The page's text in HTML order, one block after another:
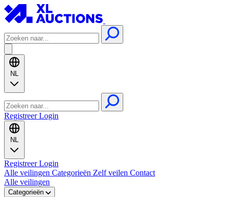
NL
RegistreerLogin
NL
RegistreerLogin
Alle veilingen Categorieën Zelf veilen Contact
Alle veilingen
Categorieën